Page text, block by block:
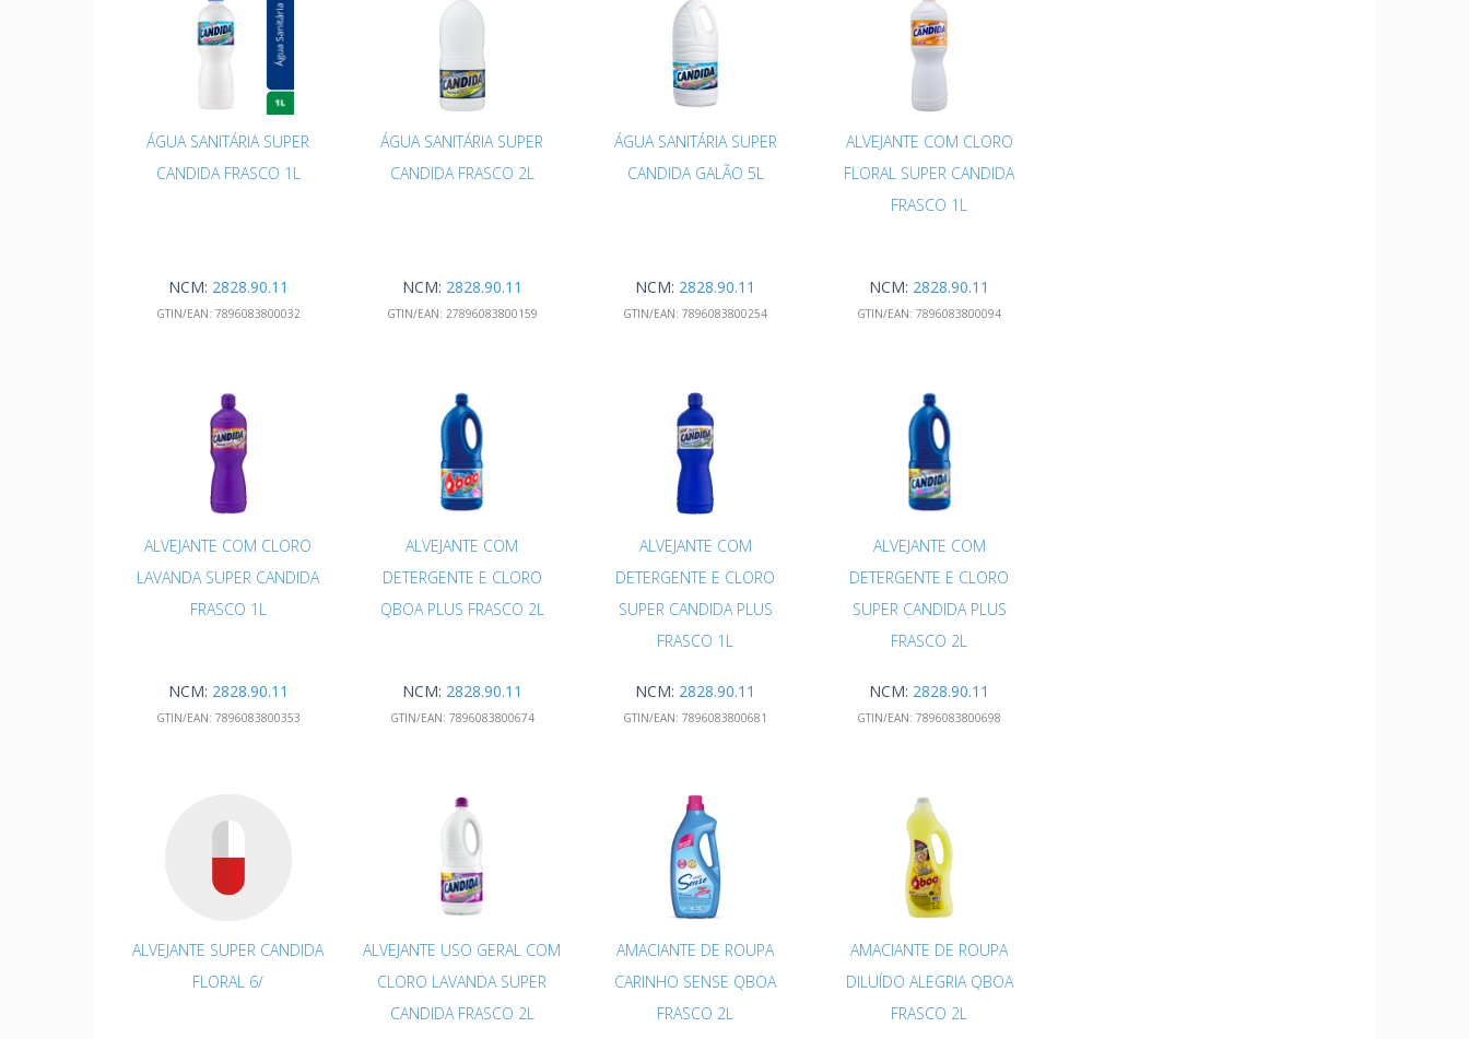
ÁGUA SANITÁRIA SUPER
CANDIDA FRASCO 1L
NCM: 2828.90.11
GTIN/EAN: 7896083800032
ÁGUA SANITÁRIA SUPER
CANDIDA FRASCO 2L
NCM: 2828.90.11
GTIN/EAN: 27896083800159
ÁGUA SANITÁRIA SUPER
CANDIDA GALÃO 5L
NCM: 2828.90.11
GTIN/EAN: 7896083800254
ALVEJANTE COM CLORO
FLORAL SUPER CANDIDA
FRASCO 1L
NCM: 2828.90.11
GTIN/EAN: 7896083800094
ALVEJANTE COM CLORO
LAVANDA SUPER CANDIDA
FRASCO 1L
NCM: 2828.90.11
GTIN/EAN: 7896083800353
ALVEJANTE COM
DETERGENTE E CLORO
QBOA PLUS FRASCO 2L
NCM: 2828.90.11
GTIN/EAN: 7896083800674
ALVEJANTE COM
DETERGENTE E CLORO
SUPER CANDIDA PLUS
FRASCO 1L
NCM: 2828.90.11
GTIN/EAN: 7896083800681
ALVEJANTE COM
DETERGENTE E CLORO
SUPER CANDIDA PLUS
FRASCO 2L
NCM: 2828.90.11
GTIN/EAN: 7896083800698
ALVEJANTE SUPER CANDIDA
FLORAL 6/
ALVEJANTE USO GERAL COM
CLORO LAVANDA SUPER
CANDIDA FRASCO 2L
AMACIANTE DE ROUPA
CARINHO SENSE QBOA
FRASCO 2L
AMACIANTE DE ROUPA
DILUÍDO ALEGRIA QBOA
FRASCO 2L